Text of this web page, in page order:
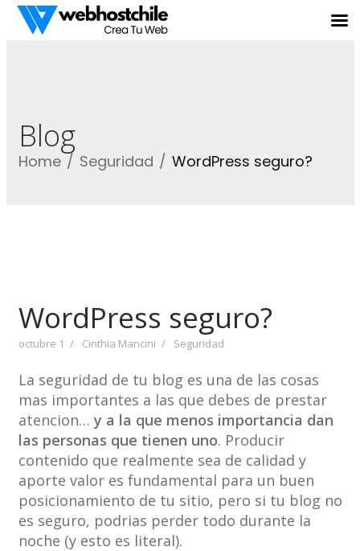
Blog
Home Seguridad WordPress seguro?
WordPress seguro?
octubre 1 Cinthia Mancini Seguridad
La seguridad de tu blog es una de las cosas
mas importantes a las que debes de prestar
atencion…y a la que menos importancia dan
las personas que tienen uno. Producir
contenido que realmente sea de calidad y
aporte valor es fundamental para un buen
posicionamiento de tu sitio, pero si tu blog no
es seguro, podrias perder todo durante la
noche (y esto es literal).